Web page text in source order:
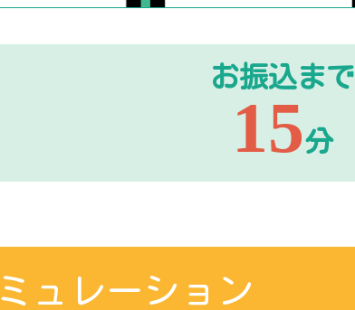
お振込まで
15分
ュレーション